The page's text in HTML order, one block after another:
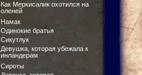
Как Меркисалик охотился на
оленей
Намак
Одинокие братья
Сикутлук
Девушка, которая убежала к
инландерам
Сироты